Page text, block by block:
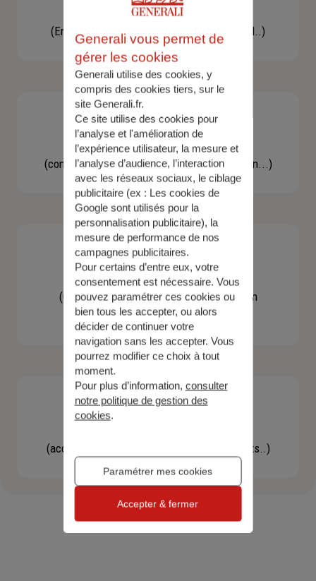
Besoin d'une assistance
(En cas d'accident, bris de glace, un conseil..)
Demande d'information
(concernant une actualité, une réglementation...)
Contacter un agent
(Obtenir un devis, une information, faire un
bilan...)
(accéder à l'espace client, gérer mes contrats..)
Generali vous permet de
gérer les cookies
Generali utilise des cookies, y
compris des cookies tiers, sur le
site Generali.fr.
Ce site utilise des cookies pour
l’analyse et l'amélioration de
l’expérience utilisateur, la mesure et
l’analyse d’audience, l’interaction
avec les réseaux sociaux, le ciblage
publicitaire (ex : Les cookies de
Google sont utilisés pour la
personnalisation publicitaire), la
mesure de performance de nos
campagnes publicitaires.
Pour certains d’entre eux, votre
consentement est nécessaire. Vous
pouvez paramétrer ces cookies ou
bien tous les accepter, ou alors
décider de continuer votre
navigation sans les accepter. Vous
pourrez modifier ce choix à tout
moment.
Pour plus d’information, consulter
notre politique de gestion des
cookies.
Paramétrer mes cookies
Accepter & fermer